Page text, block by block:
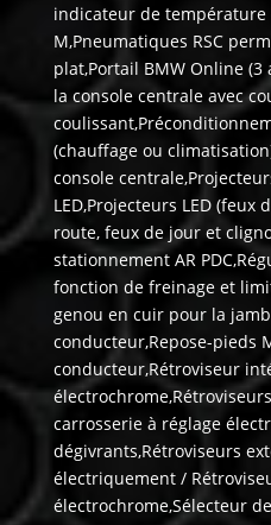
indicateur de température
M,Pneumatiques RSC
plat,Portail BMW Online (3
la console centrale avec
(chauffage ou
console
LED,Projecteurs LED (feux
route, feux de jour et
stationnement AR
fonction de freinage et
genou en cuir pour la
conducteur,Repose-pieds
conducteur,Rétroviseur
carrosserie à réglage
dégivrants,Rétroviseurs
électriquement /
électrochrome,Sélecteur